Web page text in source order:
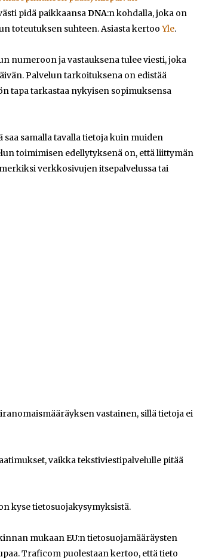
pidä paikkaansaDNA:n kohdalla, joka on
toteutuksen suhteen. Asiasta kertoo Yle.
numeroon ja vastauksena tulee viesti, joka
Palvelun tarkoituksena on edistää
tapa tarkastaa nykyisen sopimuksensa
samalla tavalla tietoja kuin muiden
toimimisen edellytyksenä on, että liittymän
verkkosivujen itsepalvelussa tai
vastainen, sillä tietoja ei
vaikka tekstiviestipalvelulle pitää
kyse tietosuojakysymyksistä.
mukaan EU:n tietosuojamääräysten
Traficom puolestaan kertoo, että tieto